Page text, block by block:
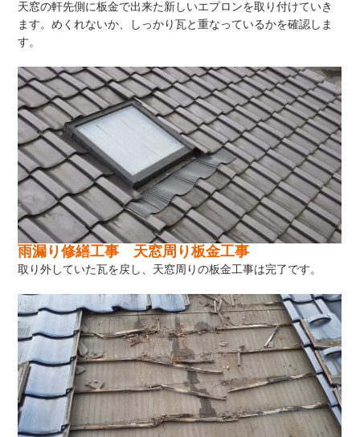
天窓の軒先側に板金で出来た新しいエプロンを取り付けていき
ます。めくれないか、しっかり瓦と重なっているかを確認しま
す。
雨漏り修繕工事 天窓周り板金工事
取り外していた瓦を戻し、天窓周りの板金工事は完了です。